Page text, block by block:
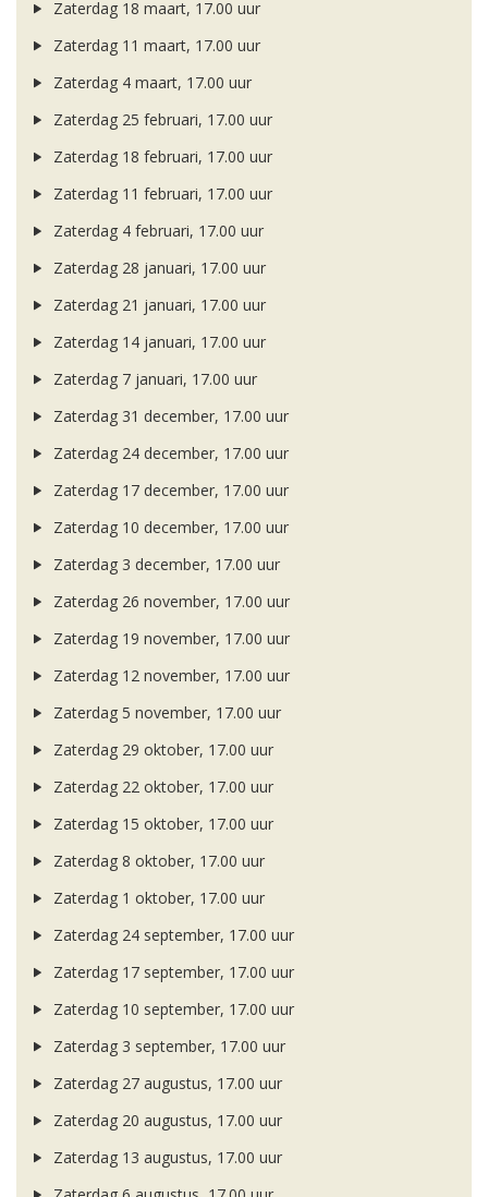
Zaterdag 18 maart, 17.00 uur
Zaterdag 11 maart, 17.00 uur
Zaterdag 4 maart, 17.00 uur
Zaterdag 25 februari, 17.00 uur
Zaterdag 18 februari, 17.00 uur
Zaterdag 11 februari, 17.00 uur
Zaterdag 4 februari, 17.00 uur
Zaterdag 28 januari, 17.00 uur
Zaterdag 21 januari, 17.00 uur
Zaterdag 14 januari, 17.00 uur
Zaterdag 7 januari, 17.00 uur
Zaterdag 31 december, 17.00 uur
Zaterdag 24 december, 17.00 uur
Zaterdag 17 december, 17.00 uur
Zaterdag 10 december, 17.00 uur
Zaterdag 3 december, 17.00 uur
Zaterdag 26 november, 17.00 uur
Zaterdag 19 november, 17.00 uur
Zaterdag 12 november, 17.00 uur
Zaterdag 5 november, 17.00 uur
Zaterdag 29 oktober, 17.00 uur
Zaterdag 22 oktober, 17.00 uur
Zaterdag 15 oktober, 17.00 uur
Zaterdag 8 oktober, 17.00 uur
Zaterdag 1 oktober, 17.00 uur
Zaterdag 24 september, 17.00 uur
Zaterdag 17 september, 17.00 uur
Zaterdag 10 september, 17.00 uur
Zaterdag 3 september, 17.00 uur
Zaterdag 27 augustus, 17.00 uur
Zaterdag 20 augustus, 17.00 uur
Zaterdag 13 augustus, 17.00 uur